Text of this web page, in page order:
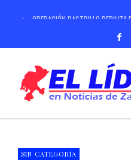
OPERACIÓN RASTRILLO DEBILITA
REALIZARÁ GOBIERNO DE
REGISTRA CONSTRUCCIÓN DE
RESPALDA SSP A MADRES
CON INVERSIÓN SUPERIOR A 96
SIN CATEGORÍA